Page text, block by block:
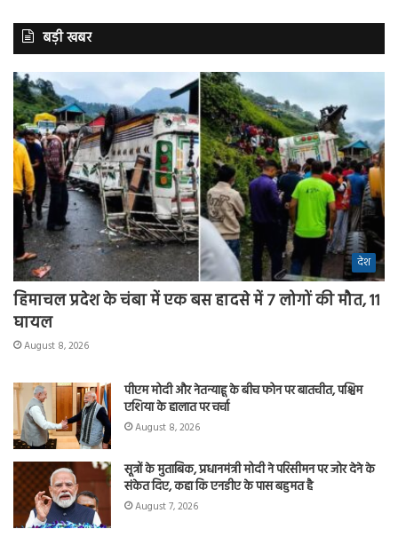
बड़ी खबर
देश
हिमाचल प्रदेश के चंबा में एक बस हादसे में 7 लोगों की मौत, 11
घायल
August 8, 2026
पीएम मोदी और नेतन्याहू के बीच फोन पर बातचीत, पश्चिम
एशिया के हालात पर चर्चा
August 8, 2026
सूत्रों के मुताबिक, प्रधानमंत्री मोदी ने परिसीमन पर जोर देने के
संकेत दिए, कहा कि एनडीए के पास बहुमत है
August 7, 2026